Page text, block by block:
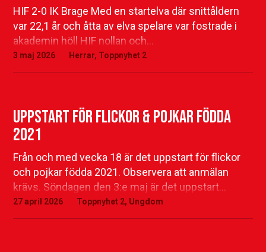
HIF 2-0 IK Brage Med en startelva där snittåldern
var 22,1 år och åtta av elva spelare var fostrade i
akademin höll HIF nollan och…
3 maj 2026 Herrar, Toppnyhet 2
Uppstart för flickor & pojkar födda
2021
Från och med vecka 18 är det uppstart för flickor
och pojkar födda 2021. Observera att anmälan
krävs. Söndagen den 3:e maj är det uppstart…
27 april 2026 Toppnyhet 2, Ungdom